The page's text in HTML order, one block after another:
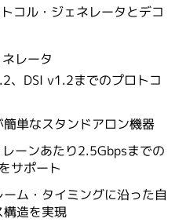
コル・ジェネレータとデコ
レータ
、DSI v1.2までのプロトコ
単なスタンドアロン機器
ーンあたり2.5Gbpsまでの
サポート
ム・タイミングに沿った自
造を実現